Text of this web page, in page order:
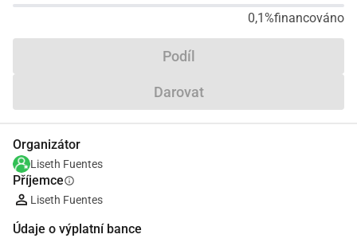
0,1%financováno
Podíl
Darovat
Organizátor
Liseth Fuentes
Příjemceinfo
Liseth Fuentes
Údaje o výplatní bance